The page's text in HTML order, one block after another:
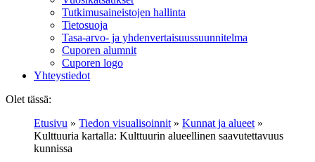
Tutkimusaineistojen hallinta
Tietosuoja
Tasa-arvo- ja yhdenvertaisuussuunnitelma
Cuporen alumnit
Cuporen logo
Yhteystiedot
Olet tässä:
Etusivu » Tiedon visualisoinnit » Kunnat ja alueet »
Kulttuuria kartalla: Kulttuurin alueellinen saavutettavuus
kunnissa